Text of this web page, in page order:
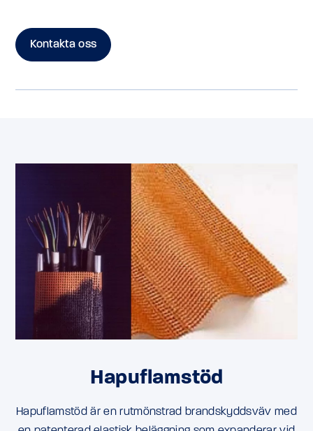
Kontakta oss
Hapuflamstöd
Hapuflamstöd är en rutmönstrad brandskyddsväv med